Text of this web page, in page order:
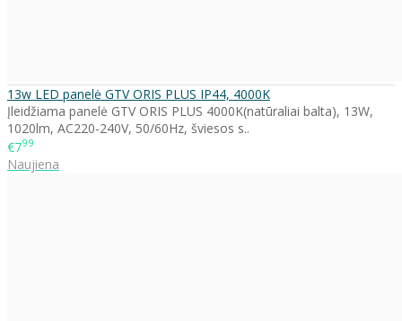
13w LED panelė GTV ORIS PLUS IP44, 4000K
Įleidžiama panelė GTV ORIS PLUS 4000K(natūraliai balta), 13W,
1020lm, AC220-240V, 50/60Hz, šviesos s..
€799
Naujiena